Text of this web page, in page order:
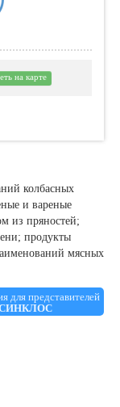
на карте
колбасных
и вареные
из пряностей;
продукты
мясных
для представителей